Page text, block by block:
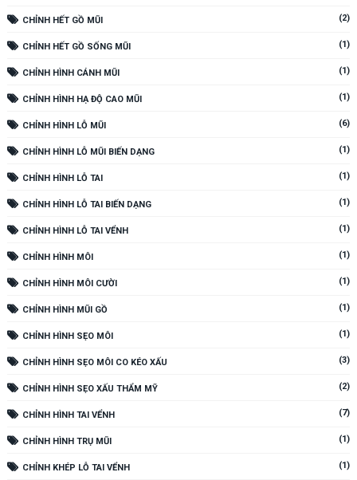
CHỈNH HẾT GỒ MŨI (2)
CHỈNH HẾT GỒ SỐNG MŨI (1)
CHỈNH HÌNH CÁNH MŨI (1)
CHỈNH HÌNH HẠ ĐỘ CAO MŨI (1)
CHỈNH HÌNH LỖ MŨI (6)
CHỈNH HÌNH LỖ MŨI BIẾN DẠNG (1)
CHỈNH HÌNH LỖ TAI (1)
CHỈNH HÌNH LỖ TAI BIẾN DẠNG (1)
CHỈNH HÌNH LỖ TAI VỂNH (1)
CHỈNH HÌNH MÔI (1)
CHỈNH HÌNH MÔI CƯỜI (1)
CHỈNH HÌNH MŨI GỒ (1)
CHỈNH HÌNH SẸO MÔI (1)
CHỈNH HÌNH SẸO MÔI CO KÉO XẤU (3)
CHỈNH HÌNH SẸO XẤU THẨM MỸ (2)
CHỈNH HÌNH TAI VỂNH (7)
CHỈNH HÌNH TRỤ MŨI (1)
CHỈNH KHÉP LỖ TAI VỂNH (1)